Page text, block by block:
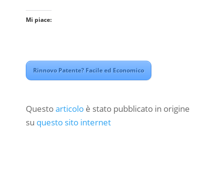
Mi piace:
Rinnovo Patente? Facile ed Economico
Questoarticoloè stato pubblicato in origine
su questo sito internet